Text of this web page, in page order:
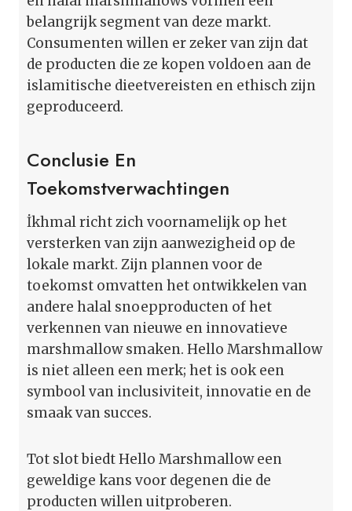
belangrijk segment van deze markt.
Consumenten willen er zeker van zijn dat
de producten die ze kopen voldoen aan de
islamitische dieetvereisten en ethisch zijn
geproduceerd.
Conclusie En
Toekomstverwachtingen
İkhmal richt zich voornamelijk op het
versterken van zijn aanwezigheid op de
lokale markt. Zijn plannen voor de
toekomst omvatten het ontwikkelen van
andere halal snoepproducten of het
verkennen van nieuwe en innovatieve
marshmallow smaken. Hello Marshmallow
is niet alleen een merk; het is ook een
symbool van inclusiviteit, innovatie en de
smaak van succes.
Tot slot biedt Hello Marshmallow een
geweldige kans voor degenen die de
producten willen uitproberen.